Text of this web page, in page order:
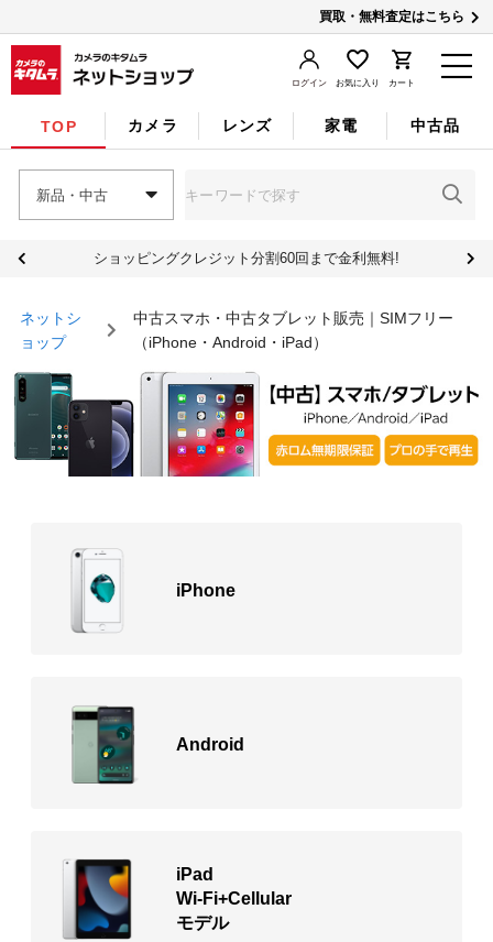
買取・無料査定はこちら
ログイン お気に入り カート
TOP カメラ レンズ 家電 中古品
新品・中古
ショッピングクレジット分割60回まで金利無料!
ネットシ
ョップ
中古スマホ・中古タブレット販売｜SIMフリー
（iPhone・Android・iPad）
iPhone
Android
iPad
Wi-Fi+Cellular
モデル